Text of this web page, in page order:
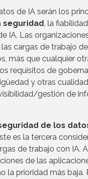
de IA serán los
seguridad, la
IA. Las
cargas de trabajo
más que cualquier
requisitos de
y otras
gestión de
de los
es la tercera
de trabajo con IA.
de las
la prioridad más baja.